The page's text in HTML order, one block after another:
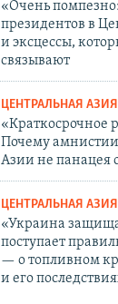
«Очень
президентов в
и эксцессы,
связывают
ЦЕНТРАЛЬНАЯ АЗИЯ
«Краткосрочное
Почему
Азии не панацея
ЦЕНТРАЛЬНАЯ АЗИЯ
«Украина
поступает
— о топливном
и его